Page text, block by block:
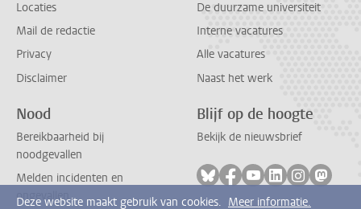
Locaties
Mail de redactie
Privacy
Disclaimer
De duurzame universiteit
Interne vacatures
Alle vacatures
Naast het werk
Nood
Bereikbaarheid bij
noodgevallen
Melden incidenten en
ongevallen
Blijf op de hoogte
Bekijk de nieuwsbrief
Volg ons op bluesky
Volg ons op facebook
Volg ons op
Volg ons op
Volg ons
Volg
Deze website maakt gebruik van cookies. Meer informatie.